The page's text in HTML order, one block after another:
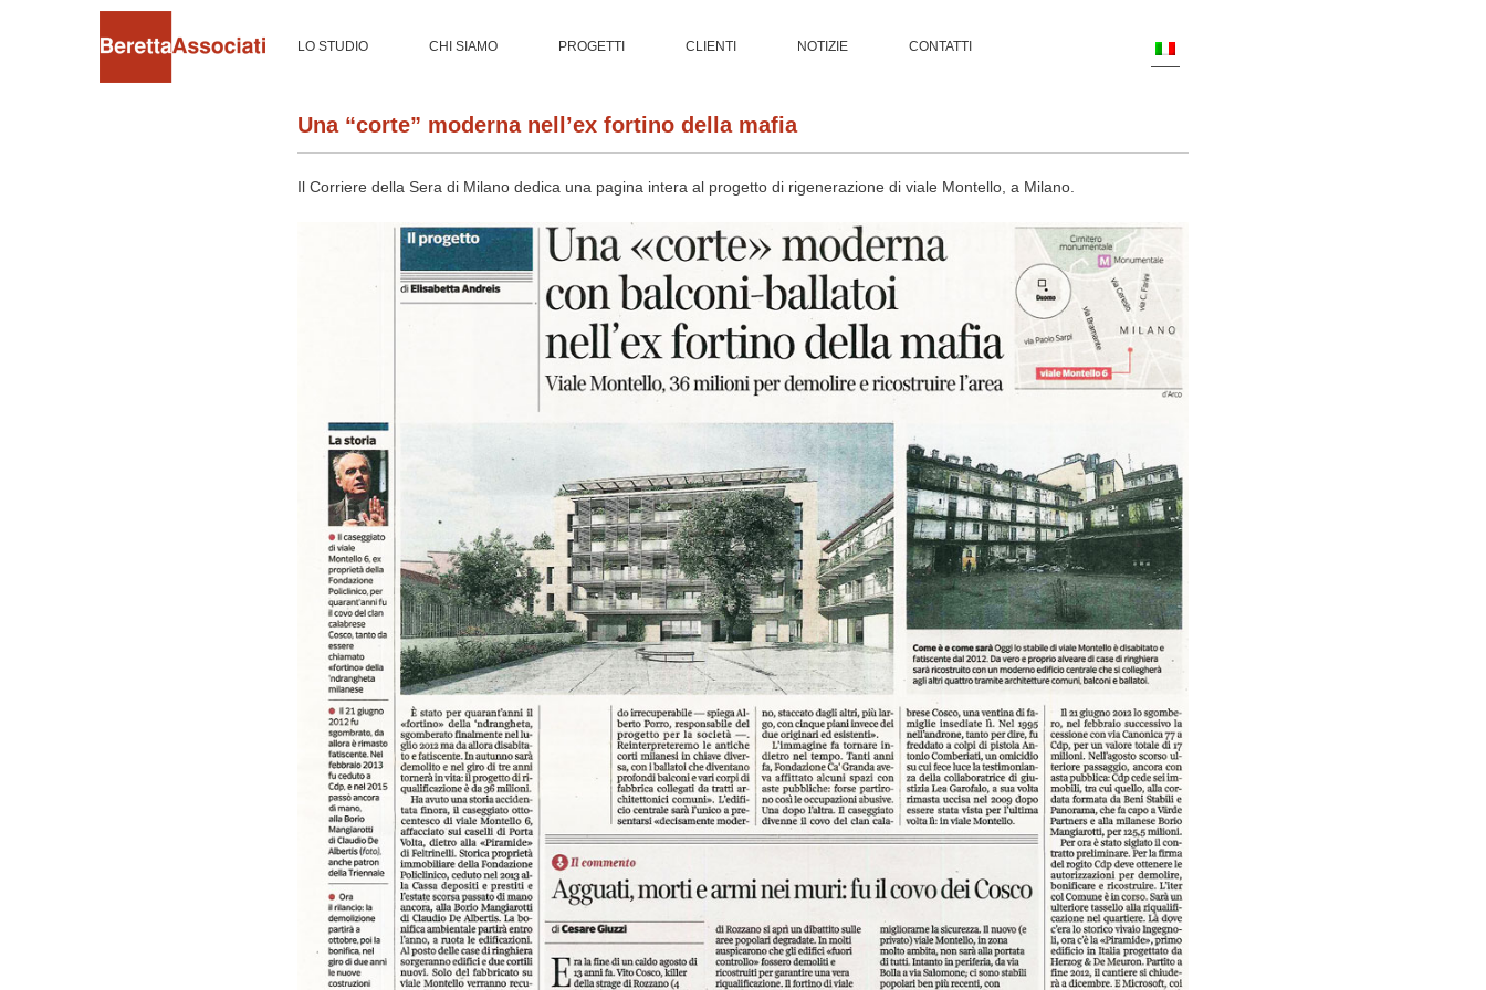
LO STUDIO CHI SIAMO PROGETTI CLIENTI NOTIZIE CONTATTI
Una “corte” moderna nell’ex fortino della mafia
Il Corriere della Sera di Milano dedica una pagina intera al progetto di rigenerazione di viale Montello, a Milano.